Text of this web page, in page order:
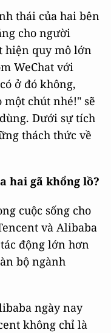
thái của hai bên
cho người
hiện quy mô lớn
WeChat với
ở đó không,
chút nhé!" sẽ
Dưới sự tích
thách thức về
hai gã khổng lồ?
cuộc sống cho
và Alibaba
động lớn hơn
bộ ngành
ngày nay
không chỉ là